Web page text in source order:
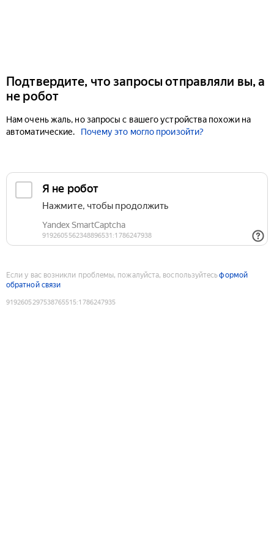
Подтвердите, что запросы отправляли вы, а
не робот
Нам очень жаль, но запросы с вашего устройства похожи на
автоматические.
Почему это могло произойти?
Если у вас возникли проблемы, пожалуйста, воспользуйтесьформой
обратной связи
9192605297538765515:1786247935